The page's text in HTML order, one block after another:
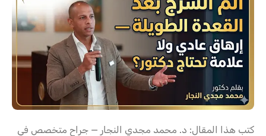
كتب هذا المقال: د. محمد مجدي النجار — جراح متخصص في